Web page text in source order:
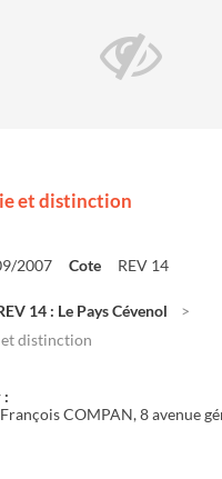
et distinction
2007 Cote REV 14
14 : Le Pays Cévenol
distinction
:
COMPAN, 8 avenue